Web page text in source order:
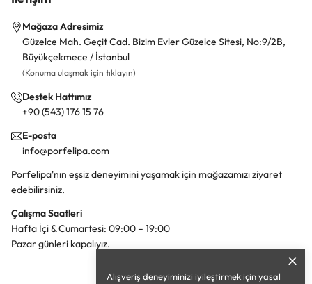
Alışveriş deneyiminizi iyileştirmek için yasal
Mağaza Adresimiz
Güzelce Mah. Geçit Cad. Bizim Evler Güzelce Sitesi, No:9/2B,
Büyükçekmece / İstanbul
(Konuma ulaşmak için tıklayın)
Destek Hattımız
+90 (543) 176 15 76
E-posta
info@porfelipa.com
Porfelipa'nın eşsiz deneyimini yaşamak için mağazamızı ziyaret
edebilirsiniz.
Çalışma Saatleri
Hafta İçi & Cumartesi: 09:00 – 19:00
Pazar günleri kapalıyız.